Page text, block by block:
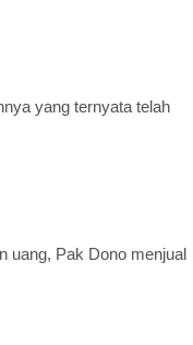
yang ternyata telah
uang, Pak Dono menjual